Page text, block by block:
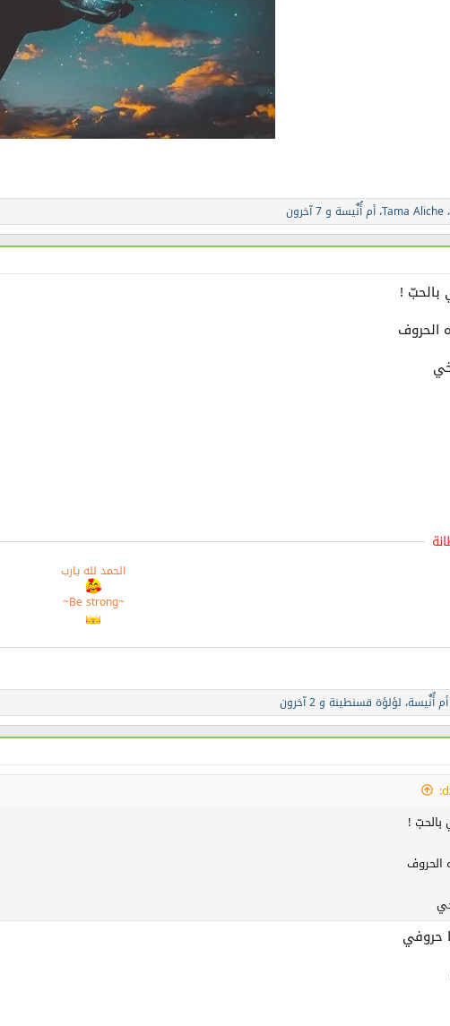
، Tama Aliche، أم أُنٌَيسة و 7 آخرون
بالحبّ !
الحروف
الحمد لله يارب
~Be strong~
أم أُنٌَيسة، لؤلؤة قسنطينة و 2 آخرون
بالحبّ !
الحروف
حروفي